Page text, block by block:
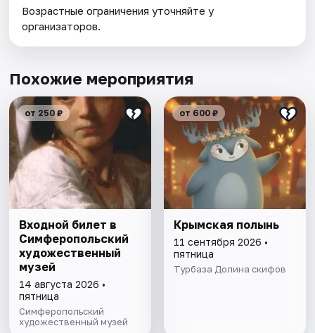
Возрастные ограничения уточняйте у
организаторов.
Похожие мероприятия
от 250 ₽
Входной билет в
Симферопольский
художественный
музей
14 августа 2026 •
пятница
Симферопольский
художественный музей
от 600 ₽
Крымская полынь
11 сентября 2026 •
пятница
Турбаза Долина скифов